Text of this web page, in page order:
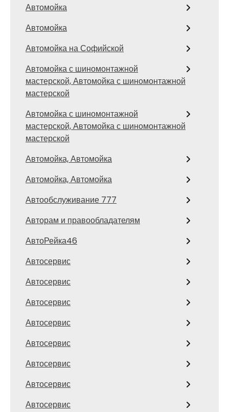
Автомойка
Автомойка
Автомойка на Софийской
Автомойка с шиномонтажной
мастерской, Автомойка с шиномонтажной
мастерской
Автомойка с шиномонтажной
мастерской, Автомойка с шиномонтажной
мастерской
Автомойка, Автомойка
Автомойка, Автомойка
Автообслуживание 777
Авторам и правообладателям
АвтоРейка46
Автосервис
Автосервис
Автосервис
Автосервис
Автосервис
Автосервис
Автосервис
Автосервис